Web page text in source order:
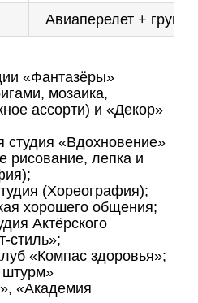
Авиаперелет +
«Фантазёры»
мозаика,
ассорти) и «Декор»
студия «Вдохновение»
рисование, лепка и
(Хореография);
хорошего общения;
Актёрского
стиль»;
«Компас здоровья»;
штурм»
«Академия